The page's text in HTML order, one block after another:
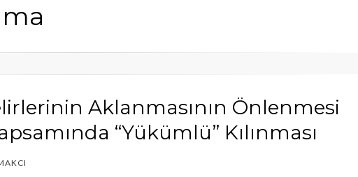
Aklanmasının Önlenmesi
“Yükümlü” Kılınması